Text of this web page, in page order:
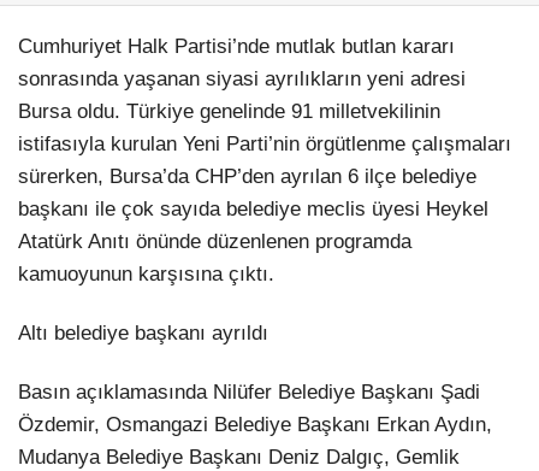
Cumhuriyet Halk Partisi’nde mutlak butlan kararı
sonrasında yaşanan siyasi ayrılıkların yeni adresi
Bursa oldu. Türkiye genelinde 91 milletvekilinin
istifasıyla kurulan Yeni Parti’nin örgütlenme çalışmaları
sürerken, Bursa’da CHP’den ayrılan 6 ilçe belediye
başkanı ile çok sayıda belediye meclis üyesi Heykel
Atatürk Anıtı önünde düzenlenen programda
kamuoyunun karşısına çıktı.
Altı belediye başkanı ayrıldı
Basın açıklamasında Nilüfer Belediye Başkanı Şadi
Özdemir, Osmangazi Belediye Başkanı Erkan Aydın,
Mudanya Belediye Başkanı Deniz Dalgıç, Gemlik